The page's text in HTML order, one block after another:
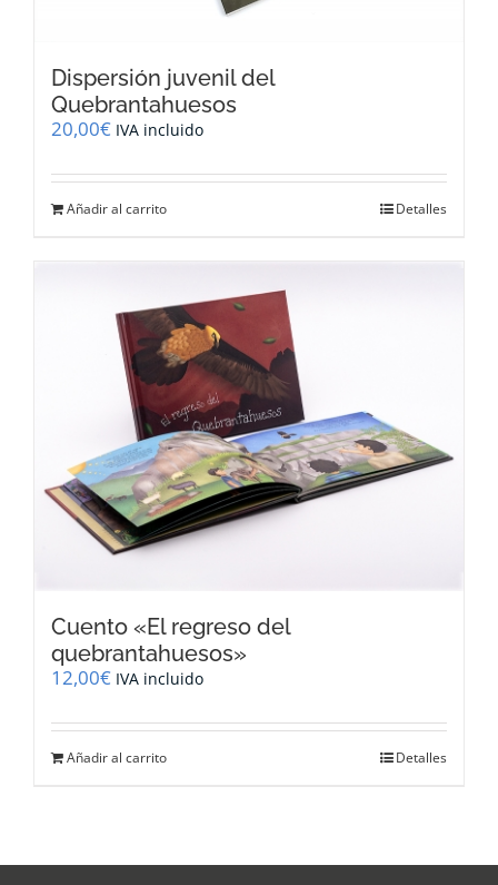
Dispersión juvenil del
Quebrantahuesos
20,00€ IVA incluido
Añadir al carrito Detalles
Cuento «El regreso del
quebrantahuesos»
12,00€ IVA incluido
Añadir al carrito Detalles